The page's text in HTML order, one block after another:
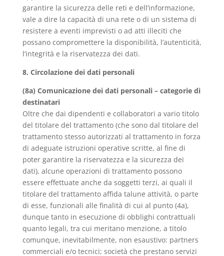
garantire la sicurezza delle reti e dell’informazione,
vale a dire la capacità di una rete o di un sistema di
resistere a eventi imprevisti o ad atti illeciti che
possano compromettere la disponibilità, l’autenticità,
l’integrità e la riservatezza dei dati.
8. Circolazione dei dati personali
(8a) Comunicazione dei dati personali – categorie di
destinatari
Oltre che dai dipendenti e collaboratori a vario titolo
del titolare del trattamento (che sono dal titolare del
trattamento stesso autorizzati al trattamento in forza
di adeguate istruzioni operative scritte, al fine di
poter garantire la riservatezza e la sicurezza dei
dati), alcune operazioni di trattamento possono
essere effettuate anche da soggetti terzi, ai quali il
titolare del trattamento affida talune attività, o parte
di esse, funzionali alle finalità di cui al punto (4a),
dunque tanto in esecuzione di obblighi contrattuali
quanto legali, tra cui meritano menzione, a titolo
comunque, inevitabilmente, non esaustivo: partners
commerciali e/o tecnici; società che prestano servizi